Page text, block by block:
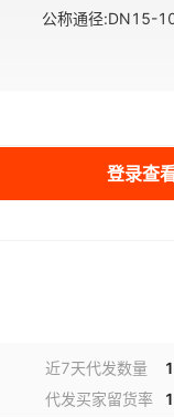
公称通径:DN15-
登录查
近7天代发数量
代发买家留货率